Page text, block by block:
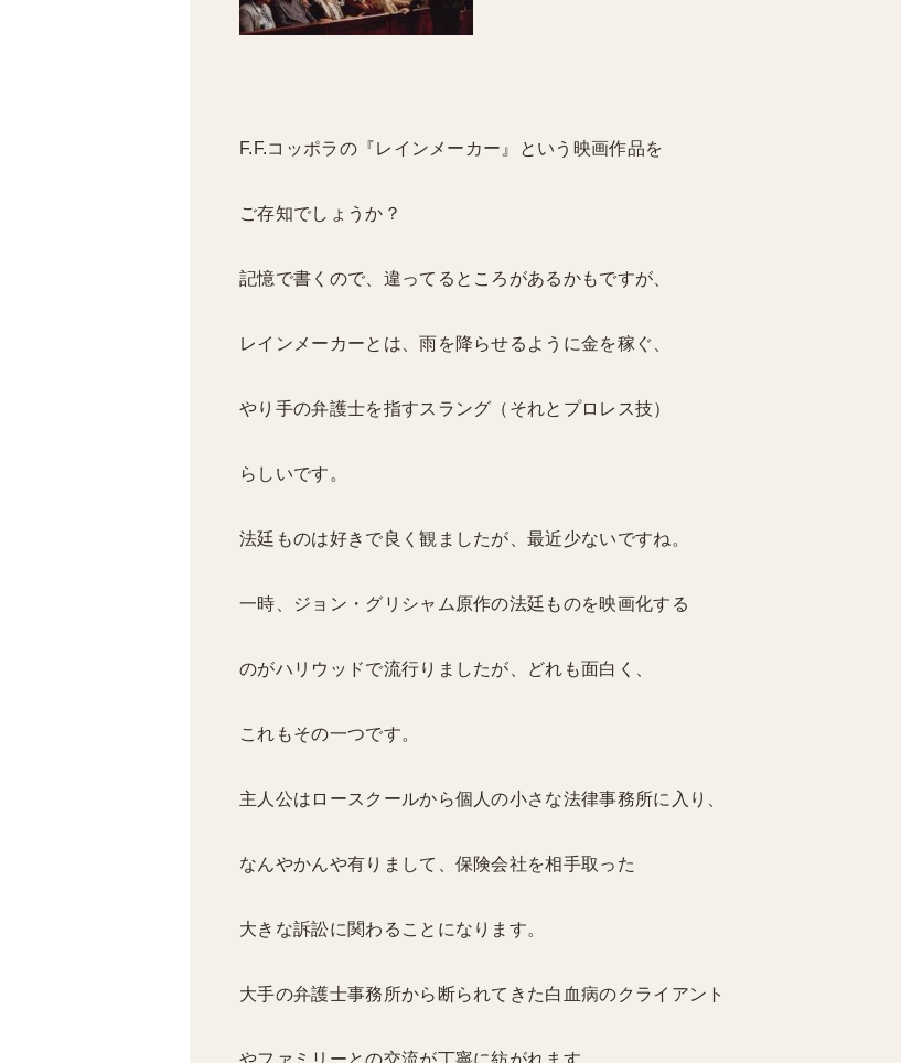
F.F.コッポラの『レインメーカー』という映画作品を
ご存知でしょうか？
記憶で書くので、違ってるところがあるかもですが、
レインメーカーとは、雨を降らせるように金を稼ぐ、
やり手の弁護士を指すスラング（それとプロレス技）
らしいです。
法廷ものは好きで良く観ましたが、最近少ないですね。
一時、ジョン・グリシャム原作の法廷ものを映画化する
のがハリウッドで流行りましたが、どれも面白く、
これもその一つです。
主人公はロースクールから個人の小さな法律事務所に入り、
なんやかんや有りまして、 保険会社を相手取った
大きな訴訟に関わることになります。
大手の弁護士事務所から断られてきた白血病のクライアント
やファミリーとの交流が丁寧に紡がれます。